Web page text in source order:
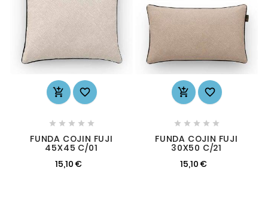
 
    
FUNDA COJIN FUJI
45X45 C/01
15,10 €
 
    
FUNDA COJIN FUJI
30X50 C/21
15,10 €